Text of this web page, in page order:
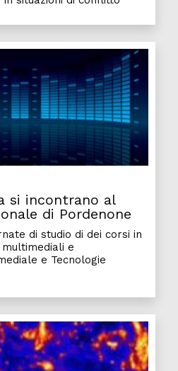
si incontrano al
di Pordenone
di studio di dei corsi in
multimediali e
e Tecnologie